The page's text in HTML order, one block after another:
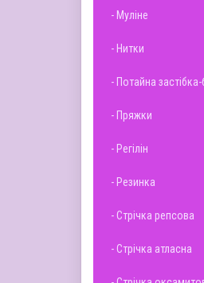
- Муліне
- Нитки
- Потайна
- Пряжки
- Регілін
- Резинка
- Стрічка репсова
- Стрічка атласна